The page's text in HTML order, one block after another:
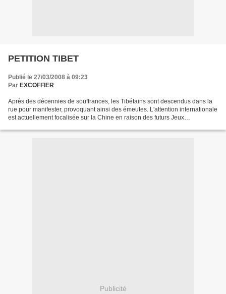
PETITION TIBET
Publié le 27/03/2008 à 09:23
Par EXCOFFIER
Après des décennies de souffrances, les Tibétains sont descendus dans la
rue pour manifester, provoquant ainsi des émeutes. L'attention internationale
est actuellement focalisée sur la Chine en raison des futurs Jeux
Publicité